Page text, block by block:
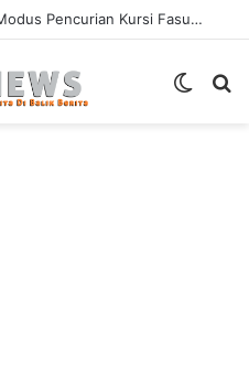
Satpol PP Ungkap Dugaan Modus Pencurian Kursi Fasum Pemkot Surabaya Pakai Ambulans
Switch